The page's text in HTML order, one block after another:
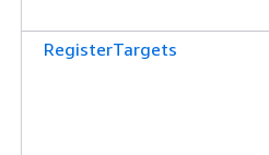
RegisterTargets